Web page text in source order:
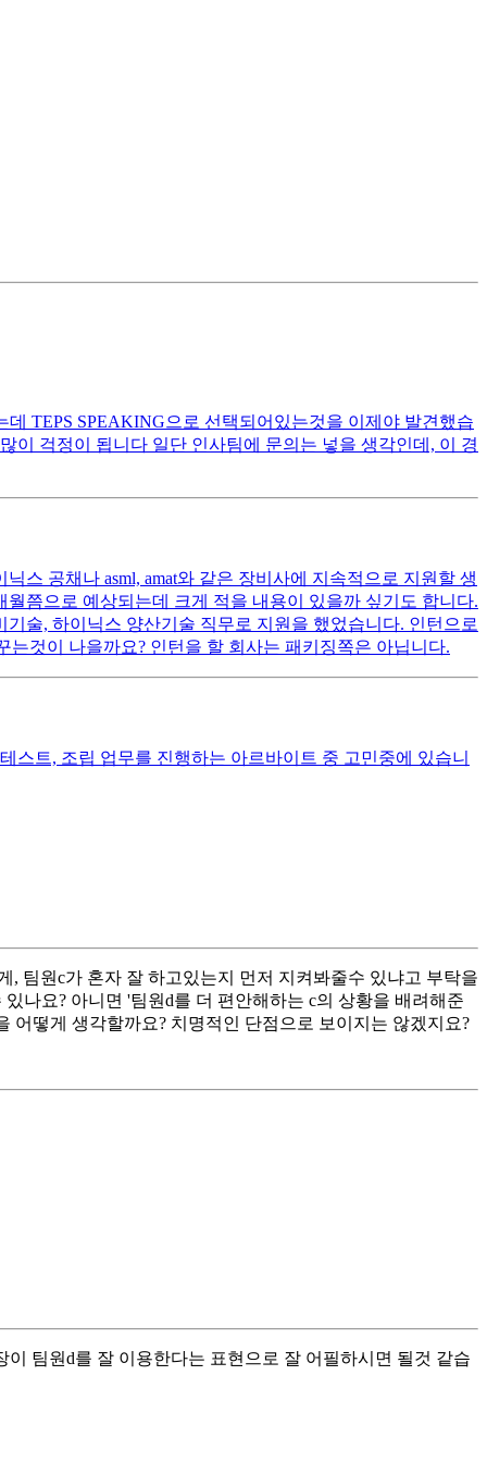
TEPS SPEAKING으로 선택되어있는것을 이제야 발견했습
이 걱정이 됩니다 일단 인사팀에 문의는 넣을 생각인데, 이 경
스 공채나 asml, amat와 같은 장비사에 지속적으로 지원할 생
쯤으로 예상되는데 크게 적을 내용이 있을까 싶기도 합니다.
술, 하이닉스 양산기술 직무로 지원을 했었습니다. 인턴으로
것이 나을까요? 인턴을 할 회사는 패키징쪽은 아닙니다.
스트, 조립 업무를 진행하는 아르바이트 중 고민중에 있습니
, 팀원c가 혼자 잘 하고있는지 먼저 지켜봐줄수 있냐고 부탁을
나요? 아니면 '팀원d를 더 편안해하는 c의 상황을 배려해준
어떻게 생각할까요? 치명적인 단점으로 보이지는 않겠지요?
팀원d를 잘 이용한다는 표현으로 잘 어필하시면 될것 같습